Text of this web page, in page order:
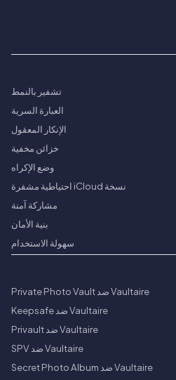
تشفير بالنمط
العبارة السرية
الإنكار المعقول
خزائن مخفية
وضع الإكراه
نسخة iCloud احتياطية مشفرة
مشاركة آمنة
بنية الأمان
سهولة الاستخدام
Vaultaire ضد Private Photo Vault
Vaultaire ضد Keepsafe
Vaultaire ضد Privault
Vaultaire ضد SPV
Vaultaire ضد Secret Photo Album